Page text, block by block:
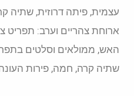
עצמית, פיתה דרוזית, שתיה
ארוחת צהריים וערב: תפריט
האש, ממולאים וסלטים
שתיה קרה, חמה, פירות העונה